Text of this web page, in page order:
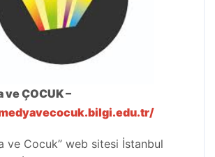
ÇOCUK –
ve Cocuk” web sitesi İstanbul